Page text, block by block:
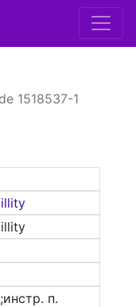
1518537-1
п.